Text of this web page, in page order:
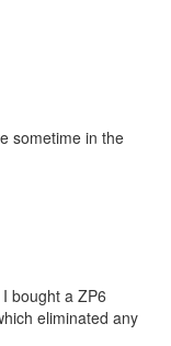
sometime in the
bought a ZP6
eliminated any